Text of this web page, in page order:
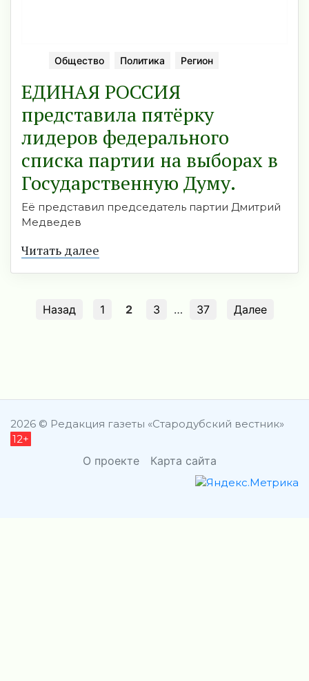
Общество Политика Регион
ЕДИНАЯ РОССИЯ
представила пятёрку
лидеров федерального
списка партии на выборах в
Государственную Думу.
Её представил председатель партии Дмитрий
Медведев
Читать далее
Назад 1 2 3 … 37 Далее
2026 © Редакция газеты «Стародубский вестник»
12+
О проекте Карта сайта